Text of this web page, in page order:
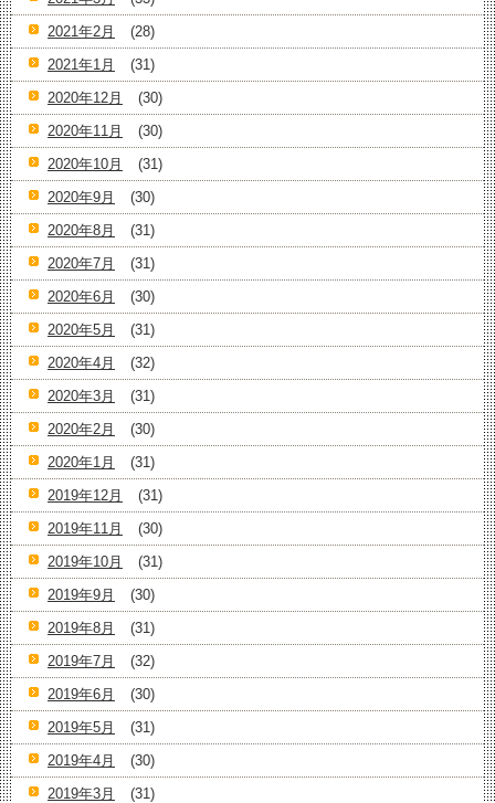
2021年2月
(28)
2021年1月
(31)
2020年12月
(30)
2020年11月
(30)
2020年10月
(31)
2020年9月
(30)
2020年8月
(31)
2020年7月
(31)
2020年6月
(30)
2020年5月
(31)
2020年4月
(32)
2020年3月
(31)
2020年2月
(30)
2020年1月
(31)
2019年12月
(31)
2019年11月
(30)
2019年10月
(31)
2019年9月
(30)
2019年8月
(31)
2019年7月
(32)
2019年6月
(30)
2019年5月
(31)
2019年4月
(30)
2019年3月
(31)